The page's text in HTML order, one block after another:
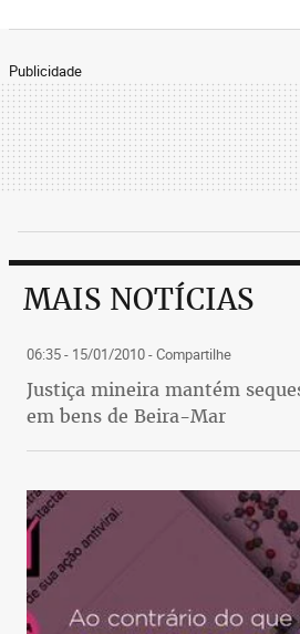
Publicidade
MAIS NOTÍCIAS
06:35 - 15/01/2010- Compartilhe
Justiça mineira mantém
em bens de Beira-Mar